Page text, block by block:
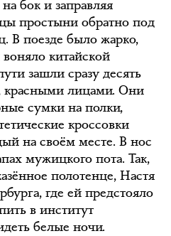
бок и заправляя
простыни обратно под
В поезде было жарко,
китайской
зашли сразу десять
красными лицами. Они
сумки на полки,
кроссовки
на своём месте. В нос
мужицкого пота. Так,
полотенце, Настя
где ей предстояло
в институт
белые ночи.